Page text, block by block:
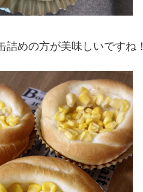
詰めの方が美味しいですね！